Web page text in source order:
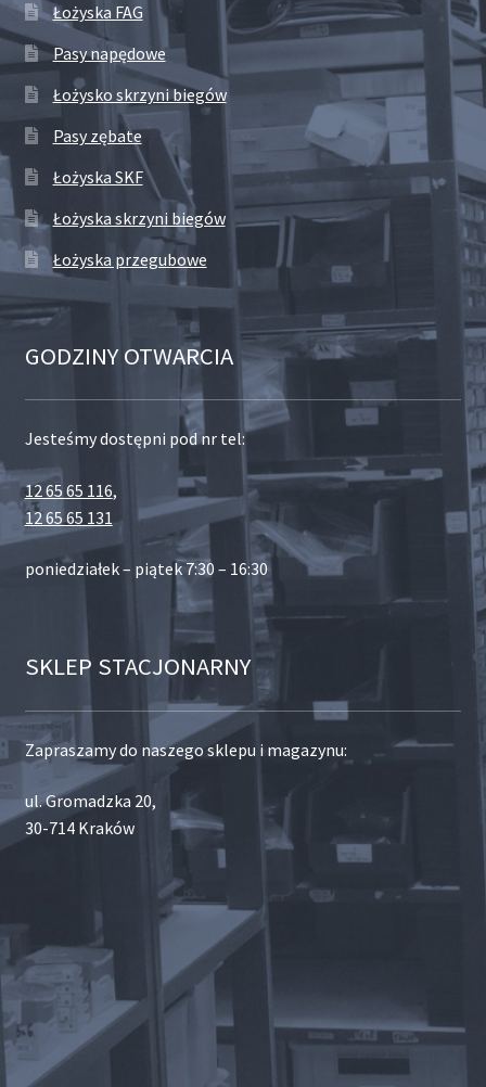
Łożyska FAG
Pasy napędowe
Łożysko skrzyni biegów
Pasy zębate
Łożyska SKF
Łożyska skrzyni biegów
Łożyska przegubowe
GODZINY OTWARCIA
Jesteśmy dostępni pod nr tel:
12 65 65 116,
12 65 65 131
poniedziałek – piątek 7:30 – 16:30
SKLEP STACJONARNY
Zapraszamy do naszego sklepu i magazynu:
ul. Gromadzka 20,
30-714 Kraków